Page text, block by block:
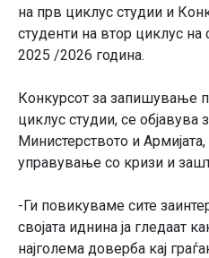
на прв циклус студии и
студенти на втор циклус на
2025 /2026 година.
Конкурсот за запишување
циклус студии, се објавува
Министерството и
управување со кризи и
-Ги повикуваме сите
својата иднина ја гледаат
најголема доверба кај